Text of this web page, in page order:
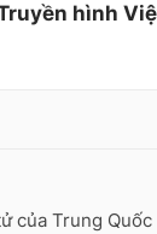
hình
của Trung Quốc